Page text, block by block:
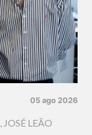
05 ago 2026
, JOSÉ LEÃO